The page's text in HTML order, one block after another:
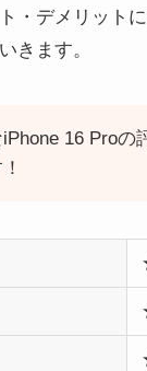
・デメリット
きます。
16 Proの